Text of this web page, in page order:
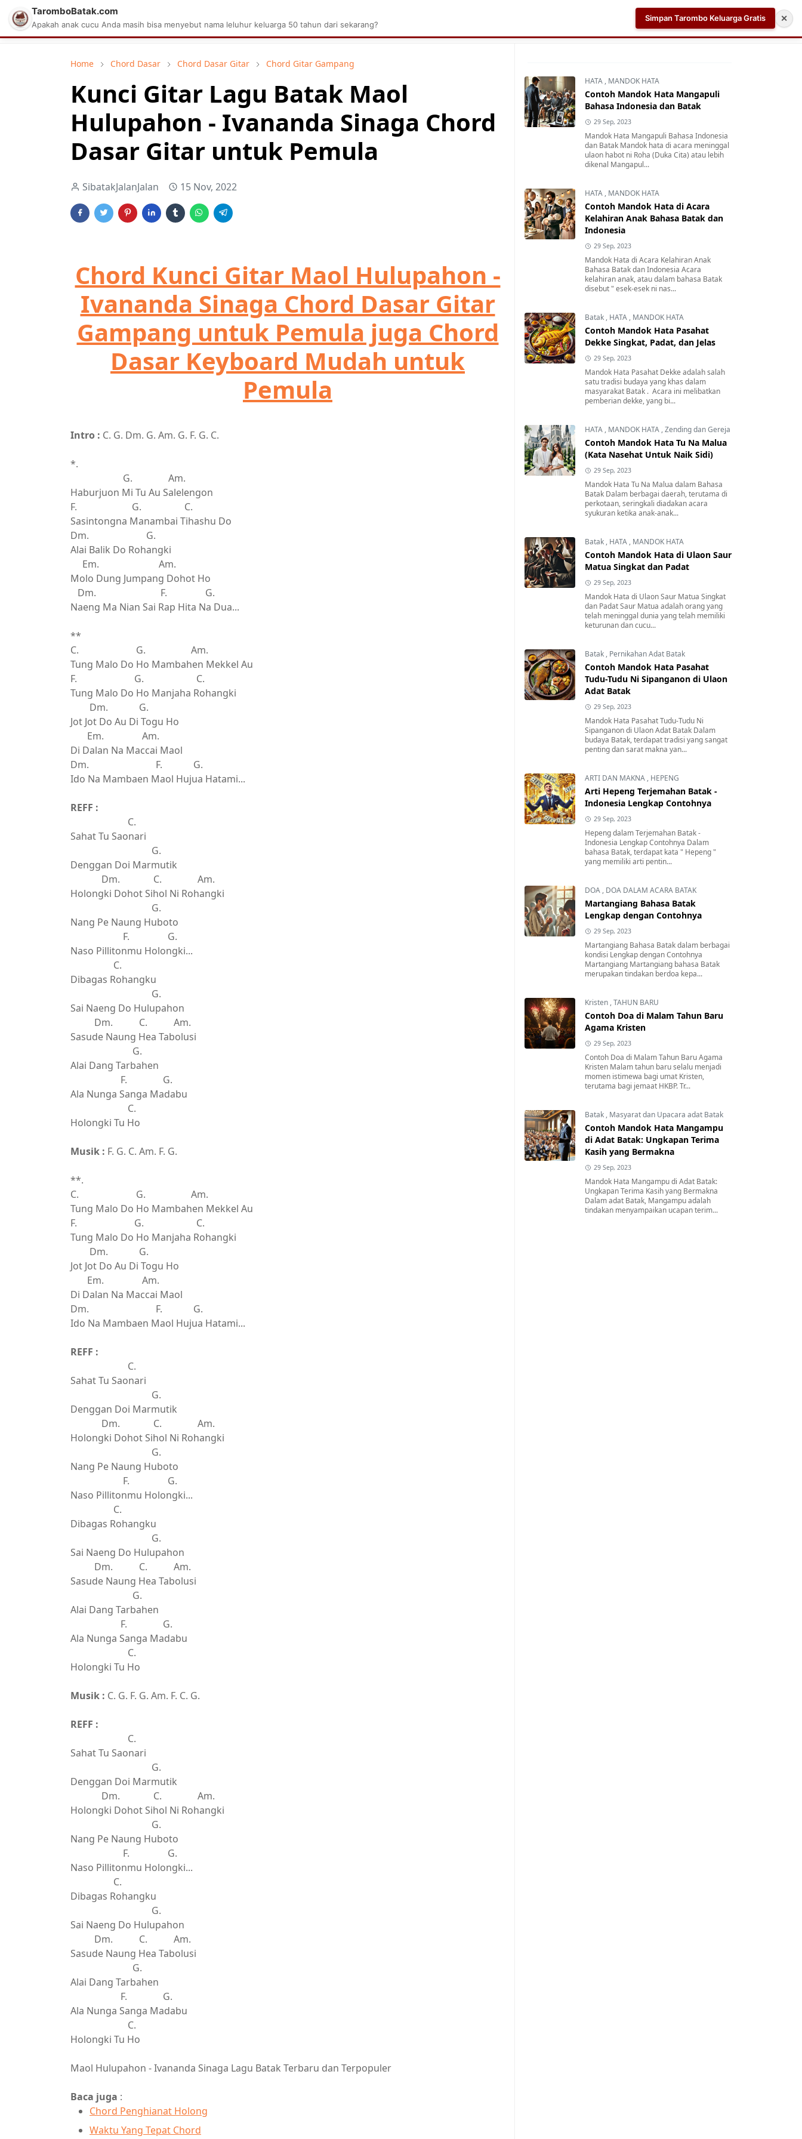
Matius Celcius Sinaga Aplikasi Pabrik Kelapa Sawit Tarombo Batak Aplikasi AI Teleprompter dan Pembuat Skrip Video
Home Chord Dasar Chord Dasar Gitar Chord Gitar Gampang
Kunci Gitar Lagu Batak Maol
Hulupahon - Ivananda Sinaga Chord
Dasar Gitar untuk Pemula
SibatakJalanJalan 15 Nov, 2022
Chord Kunci Gitar Maol Hulupahon -
Ivananda Sinaga Chord Dasar Gitar
Gampang untuk Pemula juga Chord
Dasar Keyboard Mudah untuk
Pemula
Intro : C. G. Dm. G. Am. G. F. G. C.
*.
G. Am.
Haburjuon Mi Tu Au Salelengon
F. G. C.
Sasintongna Manambai Tihashu Do
Dm. G.
Alai Balik Do Rohangki
Em. Am.
Molo Dung Jumpang Dohot Ho
Dm. F. G.
Naeng Ma Nian Sai Rap Hita Na Dua...
**
C. G. Am.
Tung Malo Do Ho Mambahen Mekkel Au
F. G. C.
Tung Malo Do Ho Manjaha Rohangki
Dm. G.
Jot Jot Do Au Di Togu Ho
Em. Am.
Di Dalan Na Maccai Maol
Dm. F. G.
Ido Na Mambaen Maol Hujua Hatami...
REFF :
C.
Sahat Tu Saonari
G.
Denggan Doi Marmutik
Dm. C. Am.
Holongki Dohot Sihol Ni Rohangki
G.
Nang Pe Naung Huboto
F. G.
Naso Pillitonmu Holongki...
C.
Dibagas Rohangku
G.
Sai Naeng Do Hulupahon
Dm. C. Am.
Sasude Naung Hea Tabolusi
G.
Alai Dang Tarbahen
F. G.
Ala Nunga Sanga Madabu
C.
Holongki Tu Ho
Musik : F. G. C. Am. F. G.
**.
C. G. Am.
Tung Malo Do Ho Mambahen Mekkel Au
F. G. C.
Tung Malo Do Ho Manjaha Rohangki
Dm. G.
Jot Jot Do Au Di Togu Ho
Em. Am.
Di Dalan Na Maccai Maol
Dm. F. G.
Ido Na Mambaen Maol Hujua Hatami...
REFF :
C.
Sahat Tu Saonari
G.
Denggan Doi Marmutik
Dm. C. Am.
Holongki Dohot Sihol Ni Rohangki
G.
Nang Pe Naung Huboto
F. G.
Naso Pillitonmu Holongki...
C.
Dibagas Rohangku
G.
Sai Naeng Do Hulupahon
Dm. C. Am.
Sasude Naung Hea Tabolusi
G.
Alai Dang Tarbahen
F. G.
Ala Nunga Sanga Madabu
C.
Holongki Tu Ho
Musik : C. G. F. G. Am. F. C. G.
REFF :
C.
Sahat Tu Saonari
G.
Denggan Doi Marmutik
Dm. C. Am.
Holongki Dohot Sihol Ni Rohangki
G.
Nang Pe Naung Huboto
F. G.
Naso Pillitonmu Holongki...
C.
Dibagas Rohangku
G.
Sai Naeng Do Hulupahon
Dm. C. Am.
Sasude Naung Hea Tabolusi
G.
Alai Dang Tarbahen
F. G.
Ala Nunga Sanga Madabu
C.
Holongki Tu Ho
Maol Hulupahon - Ivananda Sinaga Lagu Batak Terbaru dan Terpopuler
Baca juga :
Chord Penghianat Holong
Waktu Yang Tepat Chord
HATA , MANDOK HATA
Contoh Mandok Hata Mangapuli
Bahasa Indonesia dan Batak
29 Sep, 2023
Mandok Hata Mangapuli Bahasa Indonesia
dan Batak Mandok hata di acara meninggal
ulaon habot ni Roha (Duka Cita) atau lebih
dikenal Mangapul...
HATA , MANDOK HATA
Contoh Mandok Hata di Acara
Kelahiran Anak Bahasa Batak dan
Indonesia
29 Sep, 2023
Mandok Hata di Acara Kelahiran Anak
Bahasa Batak dan Indonesia Acara
kelahiran anak, atau dalam bahasa Batak
disebut " esek-esek ni nas...
Batak , HATA , MANDOK HATA
Contoh Mandok Hata Pasahat
Dekke Singkat, Padat, dan Jelas
29 Sep, 2023
Mandok Hata Pasahat Dekke adalah salah
satu tradisi budaya yang khas dalam
masyarakat Batak . Acara ini melibatkan
pemberian dekke, yang bi...
HATA , MANDOK HATA ,Zending dan Gereja
Contoh Mandok Hata Tu Na Malua
(Kata Nasehat Untuk Naik Sidi)
29 Sep, 2023
Mandok Hata Tu Na Malua dalam Bahasa
Batak Dalam berbagai daerah, terutama di
perkotaan, seringkali diadakan acara
syukuran ketika anak-anak...
Batak , HATA , MANDOK HATA
Contoh Mandok Hata di Ulaon Saur
Matua Singkat dan Padat
29 Sep, 2023
Mandok Hata di Ulaon Saur Matua Singkat
dan Padat Saur Matua adalah orang yang
telah meninggal dunia yang telah memiliki
keturunan dan cucu...
Batak , Pernikahan Adat Batak
Contoh Mandok Hata Pasahat
Tudu-Tudu Ni Sipanganon di Ulaon
Adat Batak
29 Sep, 2023
Mandok Hata Pasahat Tudu-Tudu Ni
Sipanganon di Ulaon Adat Batak Dalam
budaya Batak, terdapat tradisi yang sangat
penting dan sarat makna yan...
ARTI DAN MAKNA , HEPENG
Arti Hepeng Terjemahan Batak -
Indonesia Lengkap Contohnya
29 Sep, 2023
Hepeng dalam Terjemahan Batak -
Indonesia Lengkap Contohnya Dalam
bahasa Batak, terdapat kata " Hepeng "
yang memiliki arti pentin...
DOA , DOA DALAM ACARA BATAK
Martangiang Bahasa Batak
Lengkap dengan Contohnya
29 Sep, 2023
Martangiang Bahasa Batak dalam berbagai
kondisi Lengkap dengan Contohnya
Martangiang Martangiang bahasa Batak
merupakan tindakan berdoa kepa...
Kristen ,TAHUN BARU
Contoh Doa di Malam Tahun Baru
Agama Kristen
29 Sep, 2023
Contoh Doa di Malam Tahun Baru Agama
Kristen Malam tahun baru selalu menjadi
momen istimewa bagi umat Kristen,
terutama bagi jemaat HKBP. Tr...
Batak , Masyarat dan Upacara adat Batak
Contoh Mandok Hata Mangampu
di Adat Batak: Ungkapan Terima
Kasih yang Bermakna
29 Sep, 2023
Mandok Hata Mangampu di Adat Batak:
Ungkapan Terima Kasih yang Bermakna
Dalam adat Batak, Mangampu adalah
tindakan menyampaikan ucapan terim...
TaromboBatak.com
Apakah anak cucu Anda masih bisa menyebut nama leluhur keluarga 50 tahun dari sekarang?
Simpan Tarombo Keluarga Gratis ✕